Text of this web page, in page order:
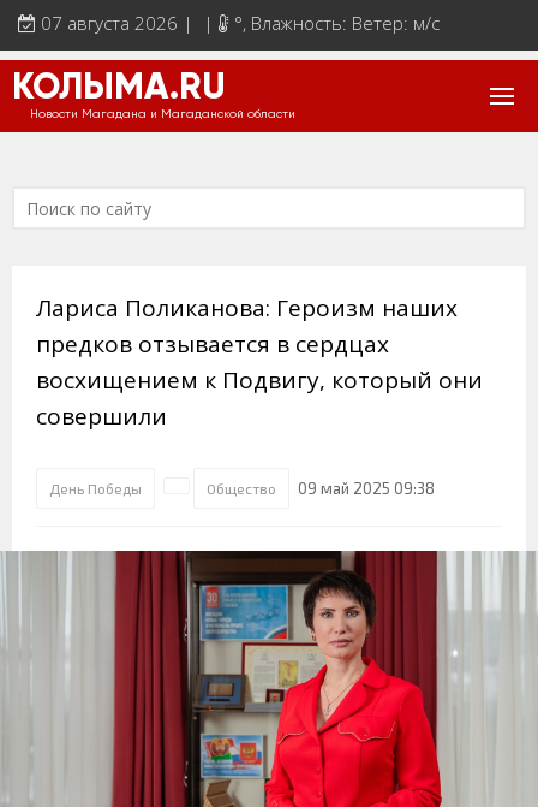
07 августа 2026 | | °, Влажность: Ветер: м/с
КОЛЫМА.RU
Новости Магадана и Магаданской области
Лариса Поликанова: Героизм наших
предков отзывается в сердцах
восхищением к Подвигу, который они
совершили
День Победы Общество 09 май 2025 09:38